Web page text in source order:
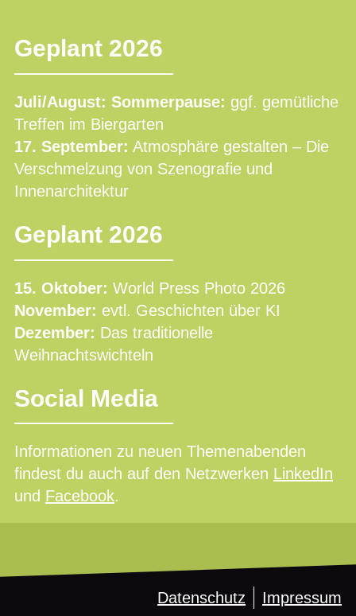
Geplant 2026
Juli/August: Sommerpause: ggf. gemütliche
Treffen im Biergarten
17. September: Atmosphäre gestalten – Die
Verschmelzung von Szenografie und
Innenarchitektur
Geplant 2026
15. Oktober: World Press Photo 2026
November: evtl. Geschichten über KI
Dezember: Das traditionelle
Weihnachtswichteln
Social Media
Informationen zu neuen Themenabenden
findest du auch auf den Netzwerken LinkedIn
und Facebook.
Datenschutz Impressum